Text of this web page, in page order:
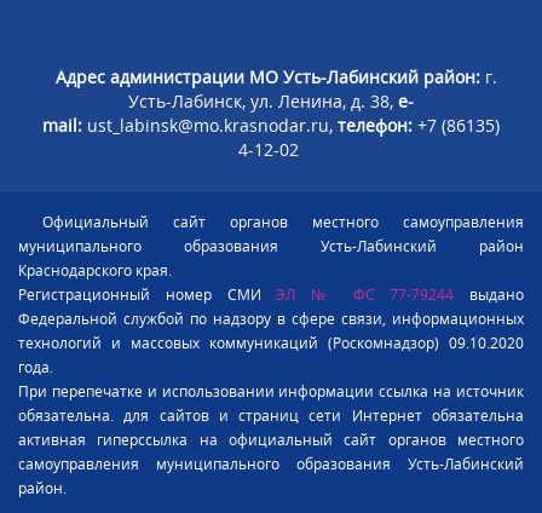
Адрес администрации МО Усть-Лабинский район: г.
Усть-Лабинск, ул. Ленина, д. 38, e-
mail: ust_labinsk@mo.krasnodar.ru, телефон: +7 (86135)
4-12-02
Официальный сайт органов местного самоуправления
муниципального образования Усть-Лабинский район
Краснодарского края.
Регистрационный номер СМИЭЛ № ФС 77-79244 выдано
Федеральной службой по надзору в сфере связи, информационных
технологий и массовых коммуникаций (Роскомнадзор) 09.10.2020
года.
При перепечатке и использовании информации ссылка на источник
обязательна. для сайтов и страниц сети Интернет обязательна
активная гиперссылка на официальный сайт органов местного
самоуправления муниципального образования Усть-Лабинский
район.